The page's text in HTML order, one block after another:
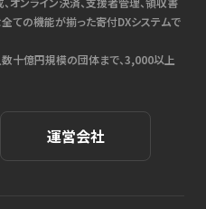
ての機能が揃った寄付DXシステムで
十億円規模の団体まで、3,000以上
運営会社